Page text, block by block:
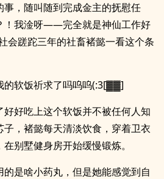
，随叫随到完成金主的抚慰任
！我淦呀——完全就是神仙工作好
会蹉跎三年的社畜褚懿一看这个条
的软饭祈求了吗呜呜(:3[▓▓]
好吃上这个软饭并不被任何人知
，褚懿每天清淡饮食，穿着卫衣
别墅健身房开始缓慢锻炼。
是啥小药丸，但是她能感觉到自